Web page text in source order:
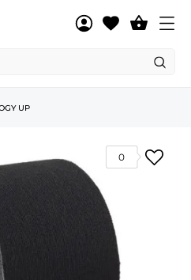

UP
0